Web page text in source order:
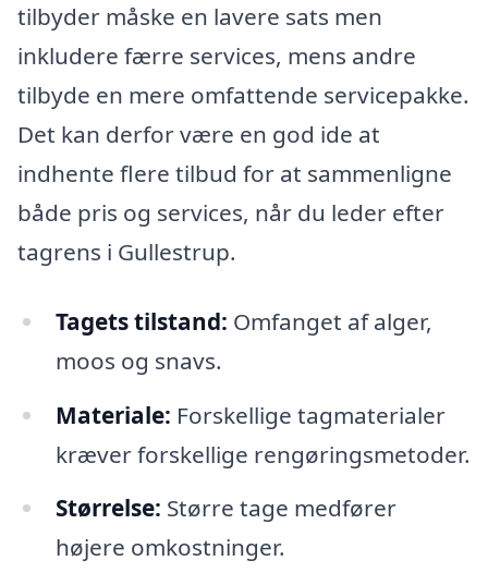
tilbyder måske en lavere sats men
inkludere færre services, mens andre
tilbyde en mere omfattende servicepakke.
Det kan derfor være en god ide at
indhente flere tilbud for at sammenligne
både pris og services, når du leder efter
tagrens i Gullestrup.
Tagets tilstand: Omfanget af alger,
moos og snavs.
Materiale: Forskellige tagmaterialer
kræver forskellige rengøringsmetoder.
Størrelse: Større tage medfører
højere omkostninger.